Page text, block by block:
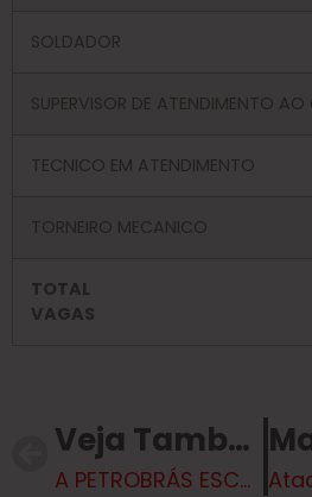
SOLDADOR
SUPERVISOR DE ATENDIMENTO AO
TECNICO EM ATENDIMENTO
TORNEIRO MECANICO
Veja Também
A PETROBRÁS ESCOLHE OS VENCEDORES PARA A RETOMADA DAS OBRAS DA UFN-3. VEJA A LISTA DAS EMPRESAS COM MELHORES PREÇOS